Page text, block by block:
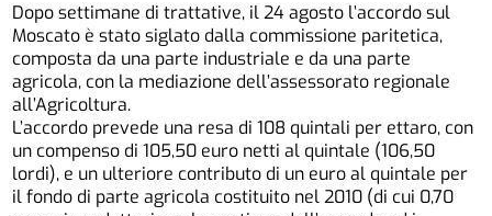
Dopo settimane di trattative, il 24 agosto l’accordo sul
Moscato è stato siglato dalla commissione paritetica,
composta da una parte industriale e da una parte
agricola, con la mediazione dell’assessorato regionale
all’Agricoltura.
L’accordo prevede una resa di 108 quintali per ettaro, con
un compenso di 105,50 euro netti al quintale (106,50
lordi), e un ulteriore contributo di un euro al quintale per
il fondo di parte agricola costituito nel 2010 (di cui 0,70